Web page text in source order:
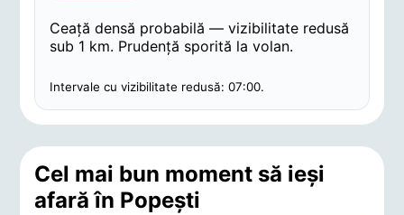
Ceață densă probabilă — vizibilitate redusă
sub 1 km. Prudență sporită la volan.
Intervale cu vizibilitate redusă: 07:00.
Cel mai bun moment să ieși
afară în Popeşti